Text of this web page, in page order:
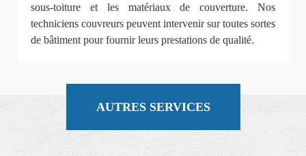
sous-toiture et les matériaux de couverture. Nos
techniciens couvreurs peuvent intervenir sur toutes sortes
de bâtiment pour fournir leurs prestations de qualité.
AUTRES SERVICES